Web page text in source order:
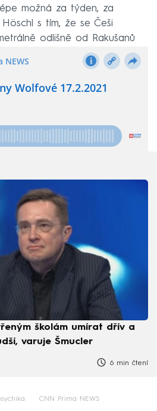
možná za týden, za
s tím, že se Češi
odlišně od Rakušanů
školám umírat dřív a
varuje Šmucler
6 min čtení
CNN Prima NEWS